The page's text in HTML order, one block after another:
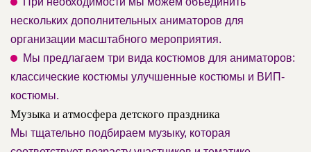
нескольких дополнительных аниматоров для
организации масштабного мероприятия.
Мы предлагаем три вида костюмов для аниматоров:
классические костюмы улучшенные костюмы и ВИП-
костюмы.
Музыка и атмосфера детского праздника
Мы тщательно подбираем музыку, которая